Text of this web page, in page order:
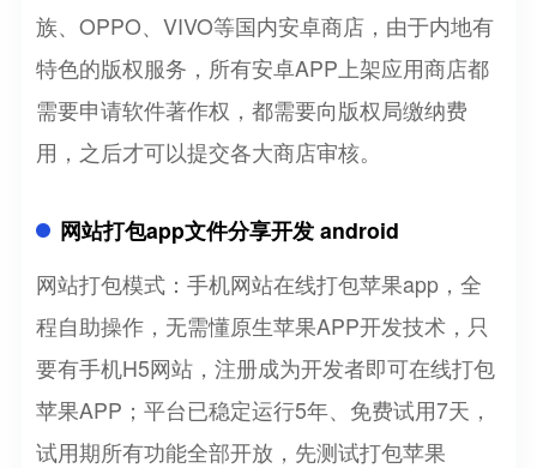
族、OPPO、VIVO等国内安卓商店，由于内地有
特色的版权服务，所有安卓APP上架应用商店都
需要申请软件著作权，都需要向版权局缴纳费
用，之后才可以提交各大商店审核。
网站打包app文件分享开发 android
网站打包模式：手机网站在线打包苹果app，全
程自助操作，无需懂原生苹果APP开发技术，只
要有手机H5网站，注册成为开发者即可在线打包
苹果APP；平台已稳定运行5年、免费试用7天，
试用期所有功能全部开放，先测试打包苹果